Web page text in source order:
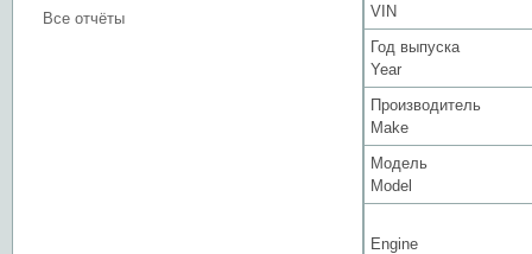
Все отчёты
VIN
Год выпуска
Year
Производитель
Make
Модель
Model
Engine